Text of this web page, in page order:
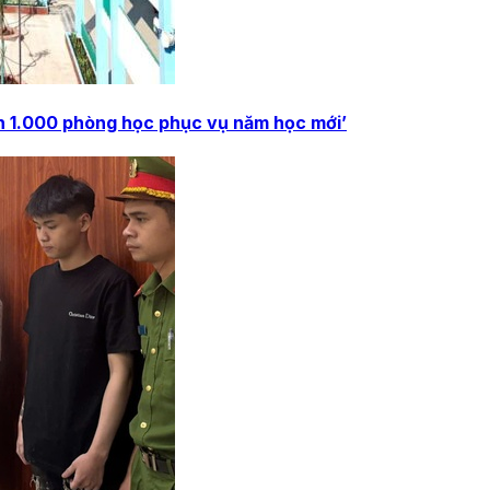
phòng học phục vụ năm học mới’